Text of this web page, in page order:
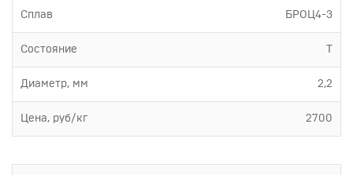
Сплав БРОЦ4-3
Состояние
Диаметр, мм 2,2
Цена, руб/кг 2700